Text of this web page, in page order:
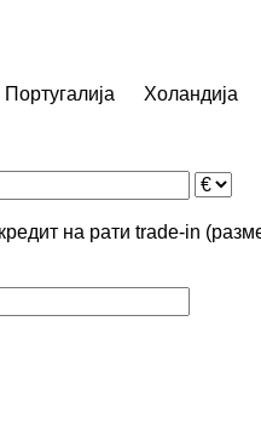
Португалија Холандија
кредит на рати trade-in